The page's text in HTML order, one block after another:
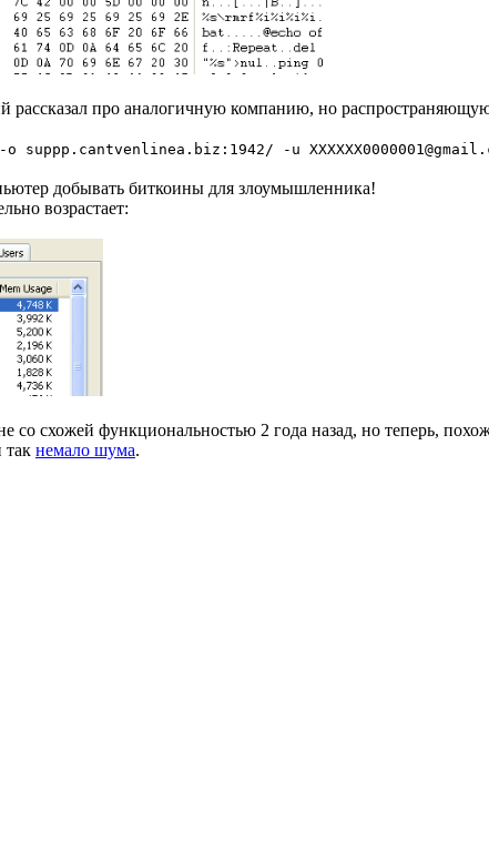
рассказал про аналогичную компанию, но
-u
добывать биткоины для злоумышленника!
возрастает:
со схожей функциональностью 2 года назад, но теперь,
так немало шума.